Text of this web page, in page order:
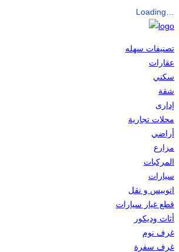
Loading…
تصنيفات سهله
عقارات
سكني
شقة
إدارى
محلات تجارية
أراضي
مزارع
المركبات
سيارات
اتوبيس و نقل
قطع غيار سيارات
أثاث وديكور
غرف نوم
غرف سفرة